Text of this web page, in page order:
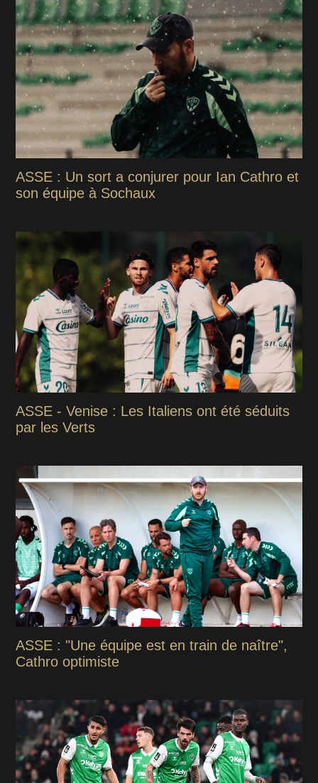
ASSE : Un sort a conjurer pour Ian Cathro et
son équipe à Sochaux
ASSE - Venise : Les Italiens ont été séduits
par les Verts
ASSE : "Une équipe est en train de naître",
Cathro optimiste